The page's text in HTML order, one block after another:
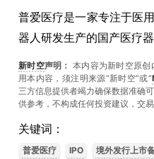
普爱医疗是一家专注于医
器人研发生产的国产医疗器
新时空声明： 本内容为新时空原创
用本内容，须注明来源“新时空”或“
三方信息提供者竭力确保数据准确
供参考，不构成任何投资建议，交易
关键词：
普爱医疗 IPO 境外发行上市